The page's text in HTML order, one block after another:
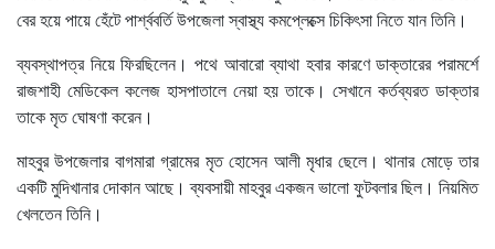
বের হয়ে পায়ে হেঁটে পার্শ্ববর্তি উপজেলা স্বাস্থ্য কমপ্লেক্সে চিকিৎসা নিতে যান তিনি।
ব্যবস্থাপত্র নিয়ে ফিরছিলেন। পথে আবারো ব্যাথা হবার কারণে ডাক্তারের পরামর্শে
রাজশাহী মেডিকেল কলেজ হাসপাতালে নেয়া হয় তাকে। সেখানে কর্তব্যরত ডাক্তার
তাকে মৃত ঘোষণা করেন।
মাহবুর উপজেলার বাগমারা গ্রামের মৃত হোসেন আলী মৃধার ছেলে। থানার মোড়ে তার
একটি মুদিখানার দোকান আছে। ব্যবসায়ী মাহবুর একজন ভালো ফুটবলার ছিল। নিয়মিত
খেলতেন তিনি।